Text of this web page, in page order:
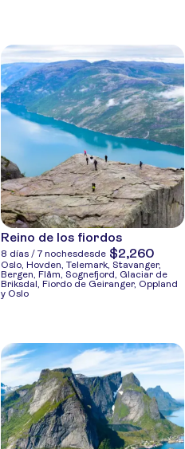
Reino de los fiordos
8 días / 7 nochesdesde $2,260
Oslo, Hovden, Telemark, Stavanger,
Bergen, Flåm, Sognefjord, Glaciar de
Briksdal, Fiordo de Geiranger, Oppland
y Oslo